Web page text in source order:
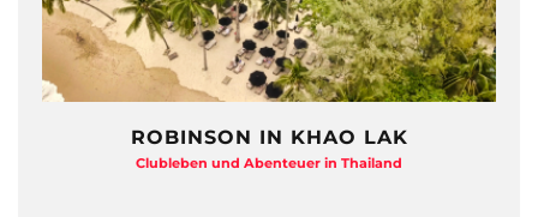
ROBINSON IN KHAO LAK
Clubleben und Abenteuer in Thailand